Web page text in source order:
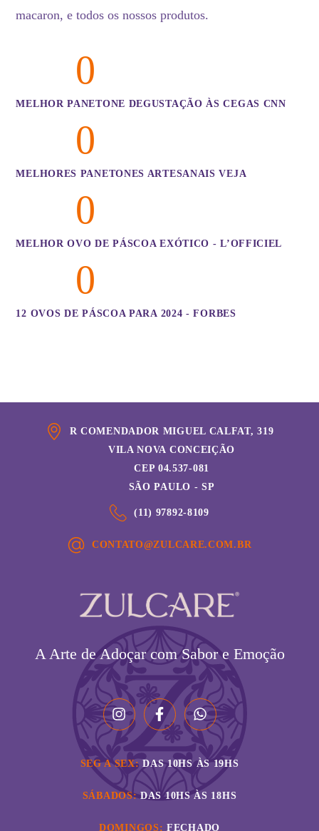
macaron, e todos os nossos produtos.
0
MELHOR PANETONE DEGUSTAÇÃO ÀS CEGAS CNN
0
MELHORES PANETONES ARTESANAIS VEJA
0
MELHOR OVO DE PÁSCOA EXÓTICO - L’OFFICIEL
0
12 OVOS DE PÁSCOA PARA 2024 - FORBES
R COMENDADOR MIGUEL CALFAT, 319
VILA NOVA CONCEIÇÃO
CEP 04.537-081
SÃO PAULO - SP
(11) 97892-8109
CONTATO@ZULCARE.COM.BR
A Arte de Adoçar com Sabor e Emoção
SEG A SEX: DAS 10HS ÀS 19HS
SÁBADOS:DAS 10HS ÀS 18HS
DOMINGOS: FECHADO